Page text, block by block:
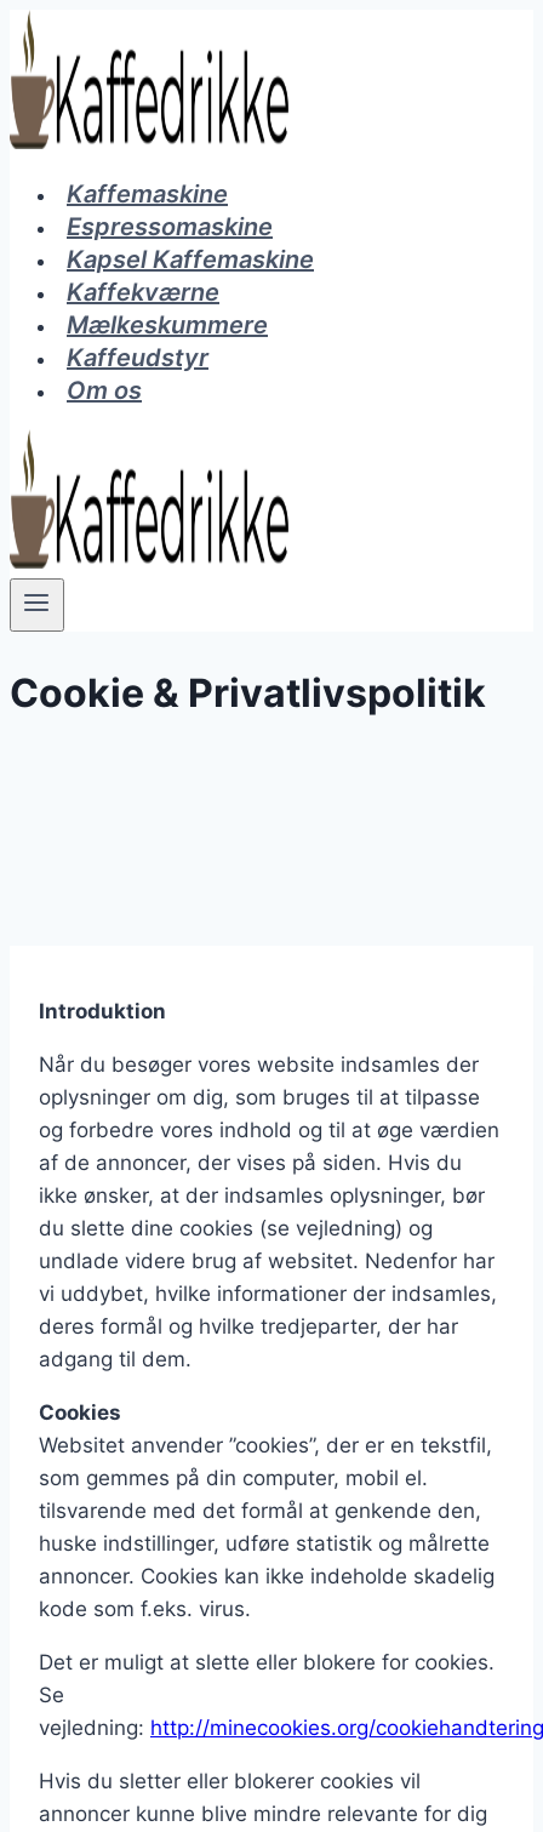
Fortsæt
til
indhold
Kaffemaskine
Espressomaskine
Kapsel Kaffemaskine
Kaffekværne
Mælkeskummere
Kaffeudstyr
Om os
Cookie & Privatlivspolitik
Introduktion
Når du besøger vores website indsamles der
oplysninger om dig, som bruges til at tilpasse
og forbedre vores indhold og til at øge værdien
af de annoncer, der vises på siden. Hvis du
ikke ønsker, at der indsamles oplysninger, bør
du slette dine cookies (se vejledning) og
undlade videre brug af websitet. Nedenfor har
vi uddybet, hvilke informationer der indsamles,
deres formål og hvilke tredjeparter, der har
adgang til dem.
Cookies
Websitet anvender ”cookies”, der er en tekstfil,
som gemmes på din computer, mobil el.
tilsvarende med det formål at genkende den,
huske indstillinger, udføre statistik og målrette
annoncer. Cookies kan ikke indeholde skadelig
kode som f.eks. virus.
Det er muligt at slette eller blokere for cookies.
Se
vejledning: http://minecookies.org/cookiehandtering
Hvis du sletter eller blokerer cookies vil
annoncer kunne blive mindre relevante for dig